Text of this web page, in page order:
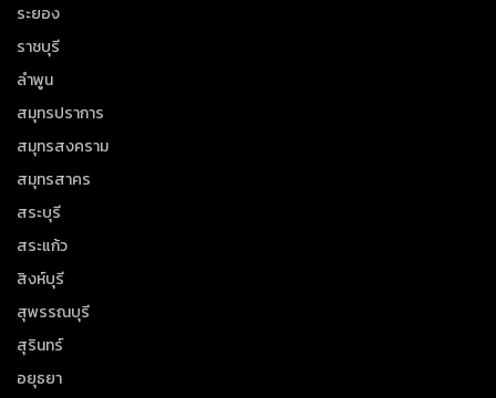
ระยอง
ราชบุรี
ลำพูน
สมุทรปราการ
สมุทรสงคราม
สมุทรสาคร
สระบุรี
สระแก้ว
สิงห์บุรี
สุพรรณบุรี
สุรินทร์
อยุธยา